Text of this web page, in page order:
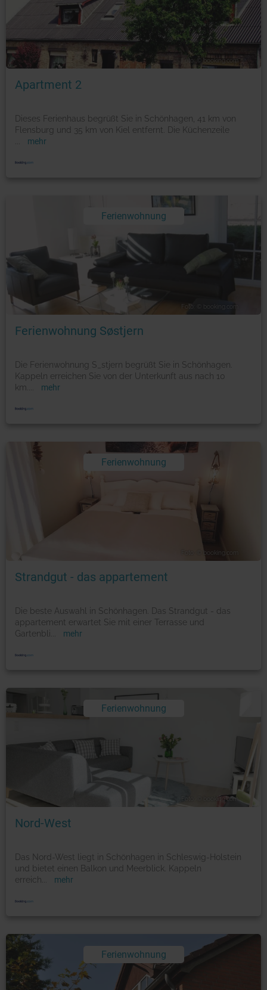
Foto: © booking.com
Apartment 2
Dieses Ferienhaus begrüßt Sie in Schönhagen, 41 km von
Flensburg und 35 km von Kiel entfernt. Die Küchenzeile
mehr
Ferienwohnung
Foto: © booking.com
Ferienwohnung Søstjern
Die Ferienwohnung S_stjern begrüßt Sie in Schönhagen.
Kappeln erreichen Sie von der Unterkunft aus nach 10
km.
mehr
Ferienwohnung
Foto: © booking.com
Strandgut - das appartement
Die beste Auswahl in Schönhagen. Das Strandgut - das
appartement erwartet Sie mit einer Terrasse und
Gartenbli
mehr
Ferienwohnung
Foto: © booking.com
Nord-West
Das Nord-West liegt in Schönhagen in Schleswig-Holstein
und bietet einen Balkon und Meerblick. Kappeln
erreich
mehr
Ferienwohnung